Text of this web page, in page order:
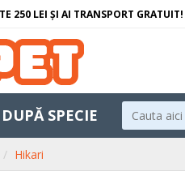
250 LEI ȘI AI TRANSPORT GRATUIT!
SPECIE
Hikari